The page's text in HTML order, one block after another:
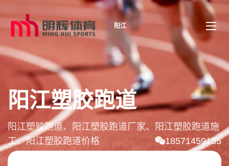
阳江
阳江塑胶跑道
阳江塑胶跑道、阳江塑胶跑道厂家、阳江塑胶跑道施
工、阳江塑胶跑道价格
18571459135